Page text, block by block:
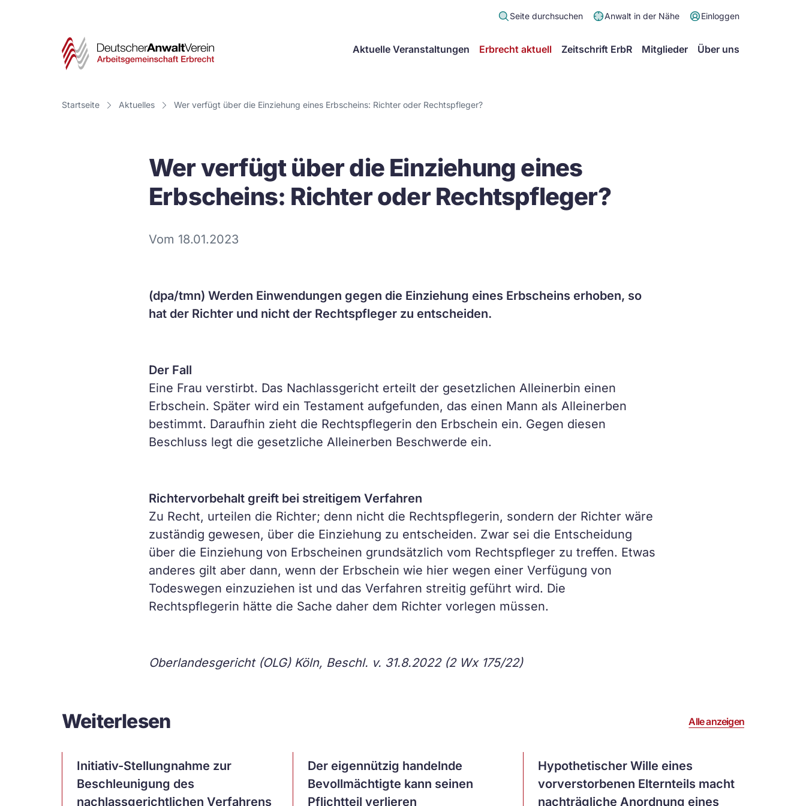
Seite durchsuchen Anwalt in der Nähe Einloggen
Deutscher
Verein
Arbeitsgemeinschaft
Erbrecht
Aktuelle Veranstaltungen Erbrecht aktuell Zeitschrift ErbR Mitglieder Über uns
Startseite Aktuelles Wer verfügt über die Einziehung eines Erbscheins: Richter oder Rechtspfleger?
Wer verfügt über die Einziehung eines
Erbscheins: Richter oder Rechtspfleger?
Vom 18.01.2023
(dpa/tmn) Werden Einwendungen gegen die Einziehung eines Erbscheins erhoben, so
hat der Richter und nicht der Rechtspfleger zu entscheiden.
Der Fall
Eine Frau verstirbt. Das Nachlassgericht erteilt der gesetzlichen Alleinerbin einen
Erbschein. Später wird ein Testament aufgefunden, das einen Mann als Alleinerben
bestimmt. Daraufhin zieht die Rechtspflegerin den Erbschein ein. Gegen diesen
Beschluss legt die gesetzliche Alleinerben Beschwerde ein.
Richtervorbehalt greift bei streitigem Verfahren
Zu Recht, urteilen die Richter; denn nicht die Rechtspflegerin, sondern der Richter wäre
zuständig gewesen, über die Einziehung zu entscheiden. Zwar sei die Entscheidung
über die Einziehung von Erbscheinen grundsätzlich vom Rechtspfleger zu treffen. Etwas
anderes gilt aber dann, wenn der Erbschein wie hier wegen einer Verfügung von
Todeswegen einzuziehen ist und das Verfahren streitig geführt wird. Die
Rechtspflegerin hätte die Sache daher dem Richter vorlegen müssen.
Oberlandesgericht (OLG) Köln, Beschl. v. 31.8.2022 (2 Wx 175/22)
Weiterlesen Alle anzeigen
Initiativ-Stellungnahme zur
Beschleunigung des
nachlassgerichtlichen Verfahrens
Artikel
ansehen
Der eigennützig handelnde
Bevollmächtigte kann seinen
Pflichtteil verlieren
Artikel
ansehen
Hypothetischer Wille eines
vorverstorbenen Elternteils macht
nachträgliche Anordnung eines
Artikel
ansehen